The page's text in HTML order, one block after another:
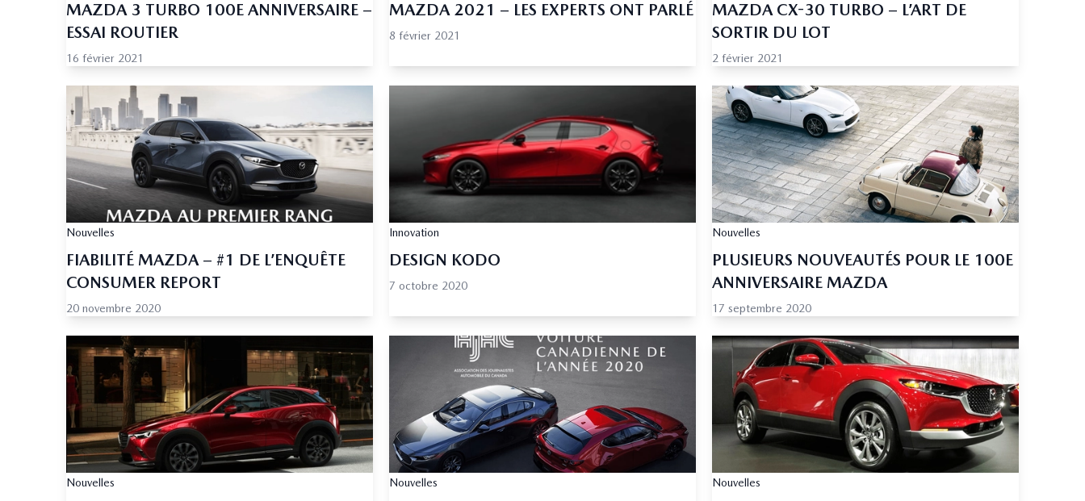
MAZDA 3 TURBO 100E ANNIVERSAIRE –
ESSAI ROUTIER
16 février 2021
MAZDA 2021 – LES EXPERTS ONT PARLÉ
8 février 2021
MAZDA CX-30 TURBO – L’ART DE
SORTIR DU LOT
2 février 2021
Nouvelles
FIABILITÉ MAZDA – #1 DE L’ENQUÊTE
CONSUMER REPORT
20 novembre 2020
Innovation
DESIGN KODO
7 octobre 2020
Nouvelles
PLUSIEURS NOUVEAUTÉS POUR LE 100E
ANNIVERSAIRE MAZDA
17 septembre 2020
Nouvelles Nouvelles Nouvelles